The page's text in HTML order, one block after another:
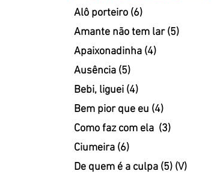
Alô porteiro (6)
Amante não tem lar (5)
Apaixonadinha (4)
Ausência (5)
Bebi, liguei (4)
Bem pior que eu (4)
Como faz com ela (3)
Ciumeira (6)
De quem é a culpa (5) (V)